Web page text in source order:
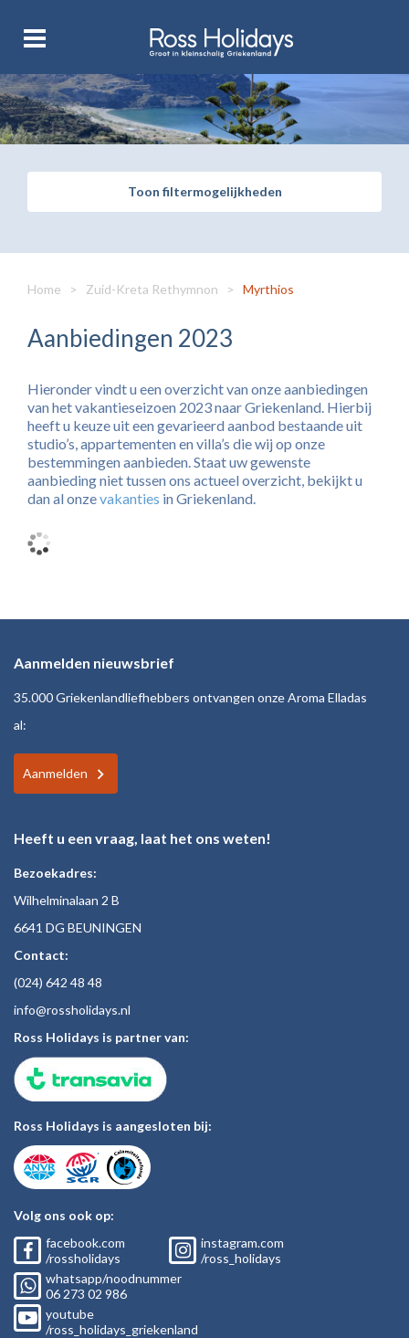
Toon filtermogelijkheden
Home > Zuid-Kreta Rethymnon > Myrthios
Aanbiedingen 2023
Hieronder vindt u een overzicht van onze aanbiedingen
van het vakantieseizoen 2023 naar Griekenland. Hierbij
heeft u keuze uit een gevarieerd aanbod bestaande uit
studio’s, appartementen en villa’s die wij op onze
bestemmingen aanbieden. Staat uw gewenste
aanbieding niet tussen ons actueel overzicht, bekijkt u
dan al onzevakanties in Griekenland.
Aanmelden nieuwsbrief
35.000 Griekenlandliefhebbers ontvangen onze Aroma Elladas
al:
Aanmelden
Heeft u een vraag, laat het ons weten!
Bezoekadres:
Wilhelminalaan 2 B
6641 DG BEUNINGEN
Contact:
(024) 642 48 48
info@rossholidays.nl
Ross Holidays is partner van:
Ross Holidays is aangesloten bij:
Volg ons ook op:
facebook.com
/rossholidays
instagram.com
/ross_holidays
whatsapp/noodnummer
06 273 02 986
youtube
/ross_holidays_griekenland